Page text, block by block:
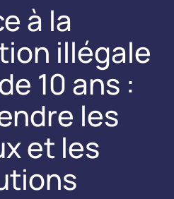
à la
illégale
10 ans :
les
et les